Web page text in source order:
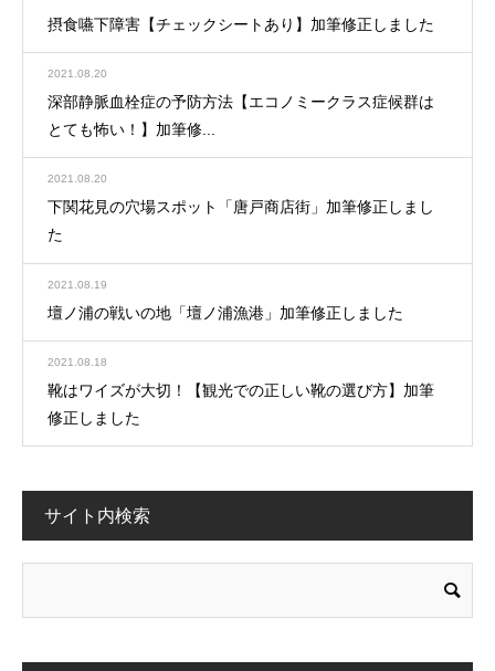
摂食嚥下障害【チェックシートあり】加筆修正しました
2021.08.20
深部静脈血栓症の予防方法【エコノミークラス症候群は
とても怖い！】加筆修...
2021.08.20
下関花見の穴場スポット「唐戸商店街」加筆修正しまし
た
2021.08.19
壇ノ浦の戦いの地「壇ノ浦漁港」加筆修正しました
2021.08.18
靴はワイズが大切！【観光での正しい靴の選び方】加筆
修正しました
サイト内検索